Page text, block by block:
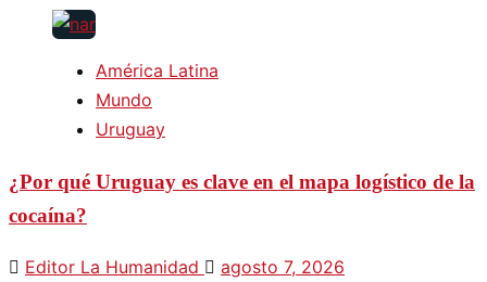
América Latina
Mundo
Uruguay
¿Por qué Uruguay es clave en el mapa logístico de la
cocaína?
Editor La Humanidad agosto 7, 2026